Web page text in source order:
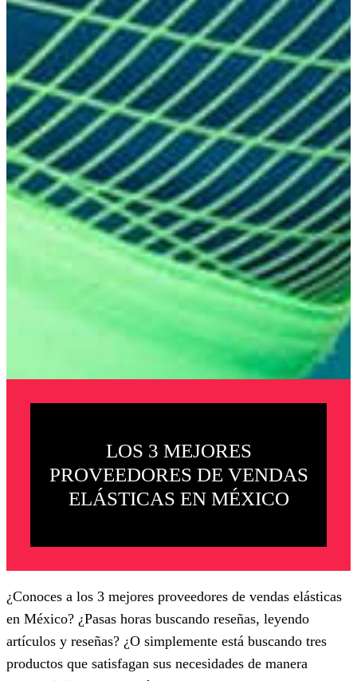
LOS 3 MEJORES
PROVEEDORES DE VENDAS
ELÁSTICAS EN MÉXICO
¿Conoces a los 3 mejores proveedores de vendas elásticas
en México? ¿Pasas horas buscando reseñas, leyendo
artículos y reseñas? ¿O simplemente está buscando tres
productos que satisfagan sus necesidades de manera